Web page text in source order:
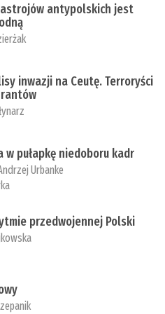
antypolskich jest
inwazji na Ceutę. Terroryści
w pułapkę niedoboru kadr
Urbanke
przedwojennej Polski